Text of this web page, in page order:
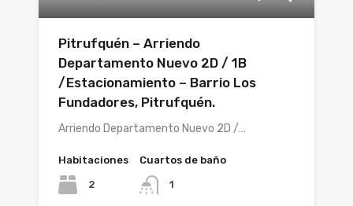
Pitrufquén – Arriendo
Departamento Nuevo 2D / 1B
/Estacionamiento – Barrio Los
Fundadores, Pitrufquén.
Arriendo Departamento Nuevo 2D /…
Habitaciones
2
Cuartos de baño
1